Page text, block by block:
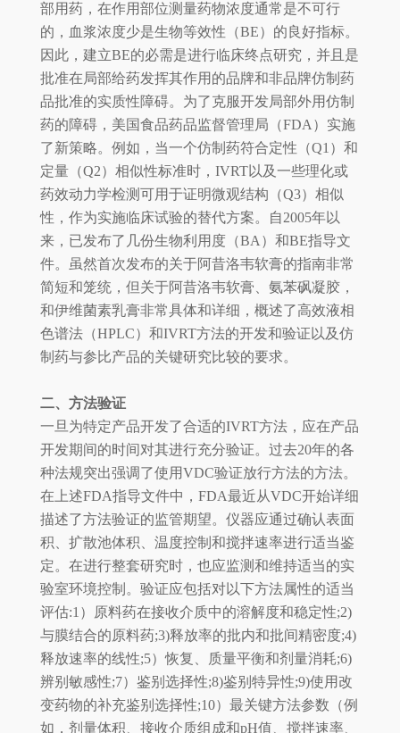
部用药，在作用部位测量药物浓度通常是不可行
的，血浆浓度少是生物等效性（BE）的良好指标。
因此，建立BE的必需是进行临床终点研究，并且是
批准在局部给药发挥其作用的品牌和非品牌仿制药
品批准的实质性障碍。为了克服开发局部外用仿制
药的障碍，美国食品药品监督管理局（FDA）实施
了新策略。例如，当一个仿制药符合定性（Q1）和
定量（Q2）相似性标准时，IVRT以及一些理化或
药效动力学检测可用于证明微观结构（Q3）相似
性，作为实施临床试验的替代方案。自2005年以
来，已发布了几份生物利用度（BA）和BE指导文
件。虽然首次发布的关于阿昔洛韦软膏的指南非常
简短和笼统，但关于阿昔洛韦软膏、氨苯砜凝胶，
和伊维菌素乳膏非常具体和详细，概述了高效液相
色谱法（HPLC）和IVRT方法的开发和验证以及仿
制药与参比产品的关键研究比较的要求。
二、方法验证
一旦为特定产品开发了合适的IVRT方法，应在产品
开发期间的时间对其进行充分验证。过去20年的各
种法规突出强调了使用VDC验证放行方法的方法。
在上述FDA指导文件中，FDA最近从VDC开始详细
描述了方法验证的监管期望。仪器应通过确认表面
积、扩散池体积、温度控制和搅拌速率进行适当鉴
定。在进行整套研究时，也应监测和维持适当的实
验室环境控制。验证应包括对以下方法属性的适当
评估:1）原料药在接收介质中的溶解度和稳定性;2)
与膜结合的原料药;3)释放率的批内和批间精密度;4)
释放速率的线性;5）恢复、质量平衡和剂量消耗;6)
辨别敏感性;7）鉴别选择性;8)鉴别特异性;9)使用改
变药物的补充鉴别选择性;10）最关键方法参数（例
如，剂量体积、接收介质组成和pH值、搅拌速率、